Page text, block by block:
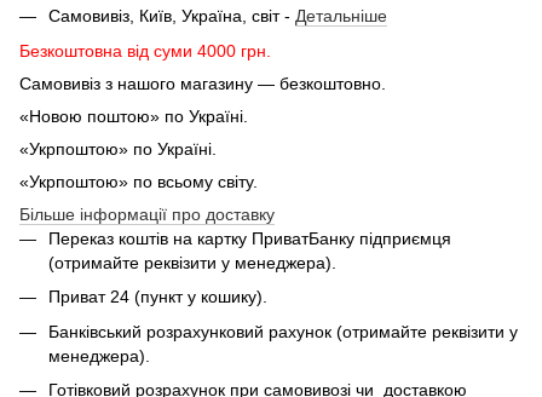
Самовивіз, Київ, Україна, світ - Детальніше
Безкоштовна від суми 4000 грн.
Самовивіз з нашого магазину — безкоштовно.
«Новою поштою» по Україні.
«Укрпоштою» по Україні.
«Укрпоштою» по всьому світу.
Більше інформації про доставку
Переказ коштів на картку ПриватБанку підприємця
(отримайте реквізити у менеджера).
Приват 24 (пункт у кошику).
Банківський розрахунковий рахунок (отримайте реквізити у
менеджера).
Готівковий розрахунок при самовивозі чи доставкою